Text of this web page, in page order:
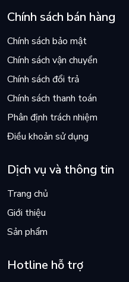
"Một cuốn sách khác
được kể lại một cách giản dị."
"Đây là một cuốn sách khơi
chiều, một cuốn sách đáng
chặt vào tim." - Achuka
"Một cuốn sách giản dị đến
công đến thế, đến mức gần
Chính sách bán hàng
Chính sách bảo mật
Chính sách vận chuyển
Chính sách đổi trả
Chính sách thanh toán
Phân định trách nhiệm
Điều khoản sử dụng
Dịch vụ và thông tin
Trang chủ
Giới thiệu
Sản phẩm
Hotline hỗ trợ